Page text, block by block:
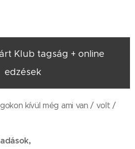
Klub tagság + online
edzések
kívül még ami van / volt /